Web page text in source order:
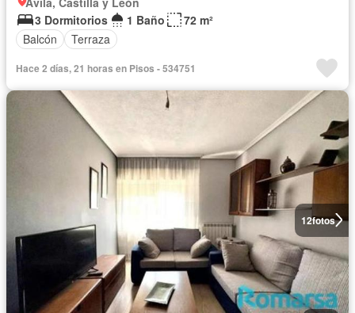
3 Dormitorios
1 Baño
72 m²
Balcón
Terraza
Hace 2 días, 21 horas en Pisos - 534751
12fotos